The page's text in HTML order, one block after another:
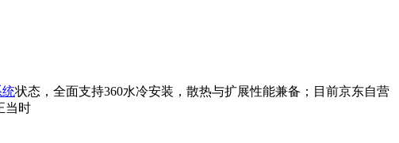
统状态，全面支持360水冷安装，散热与扩展性能兼备；目前京东自营
当时